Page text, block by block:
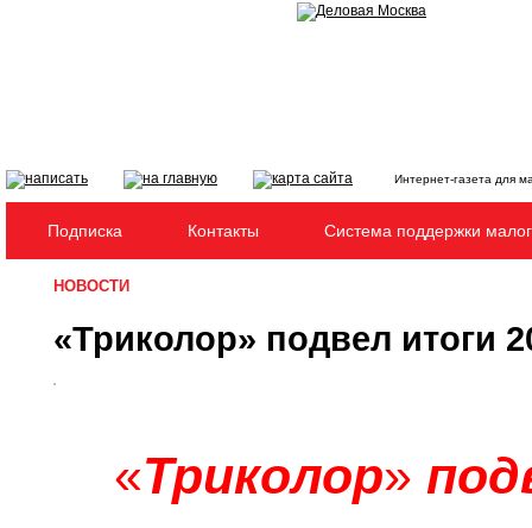
Интернет-газета для
Подписка Контакты Система поддержки
НОВОСТИ
«Триколор» подвел итоги
«Триколор»